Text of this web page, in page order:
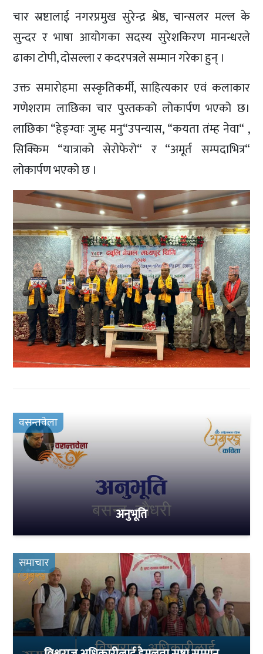
चार स्रष्टालाई नगरप्रमुख सुरेन्द्र श्रेष्ठ, चान्सलर मल्ल के
सुन्दर र भाषा आयोगका सदस्य सुरेशकिरण मानन्धरले
ढाका टोपी, दोसल्ला र कदरपत्रले सम्मान गरेका हुन् ।
उक्त समारोहमा सस्कृतिकर्मी, साहित्यकार एवं कलाकार
गणेशराम लाछिका चार पुस्तकको लोकार्पण भएको छ।
लाछिका “हेङ्ग्वाः जुम्ह मनु“उपन्यास, “कयता तंम्ह नेवा“ ,
सिक्किम “यात्राको सेरोफेरो“ र “अमूर्त सम्पदाभित्र“
लोकार्पण भएको छ ।
वसन्तवेला
अनुभूति
समाचार